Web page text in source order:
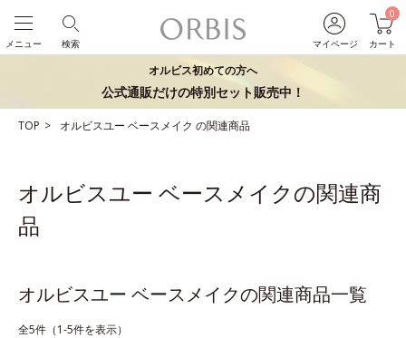
マイページ
0
カート
検索
メニュー
オルビス初めての方へ
公式通販だけの特別セット販売中！
TOP オルビスユー ベースメイク の関連商品
オルビスユー ベースメイクの関連商
品
オルビスユー ベースメイクの関連商品一覧
全5件（1-5件を表示）